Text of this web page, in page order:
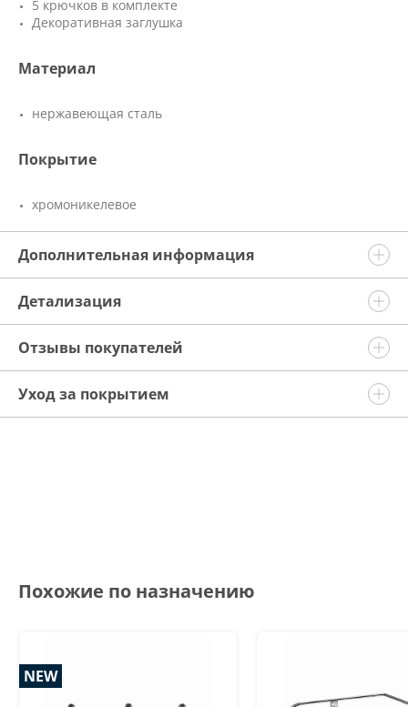
5 крючков в комплекте
Декоративная заглушка
Материал
нержавеющая сталь
Покрытие
хромоникелевое
Дополнительная информация
Детализация
Отзывы покупателей
Уход за покрытием
Похожие по назначению
NEW